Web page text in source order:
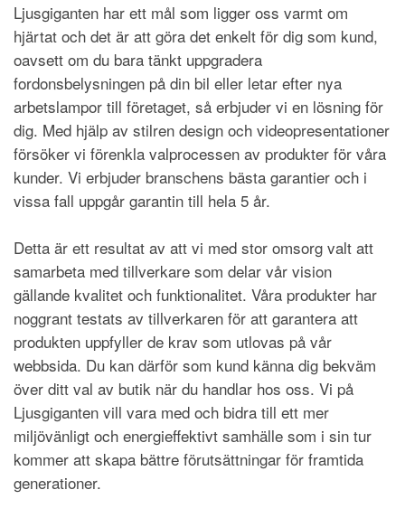
Ljusgiganten har ett mål som ligger oss varmt om
hjärtat och det är att göra det enkelt för dig som kund,
oavsett om du bara tänkt uppgradera
fordonsbelysningen på din bil eller letar efter nya
arbetslampor till företaget, så erbjuder vi en lösning för
dig. Med hjälp av stilren design och videopresentationer
försöker vi förenkla valprocessen av produkter för våra
kunder. Vi erbjuder branschens bästa garantier och i
vissa fall uppgår garantin till hela 5 år.
Detta är ett resultat av att vi med stor omsorg valt att
samarbeta med tillverkare som delar vår vision
gällande kvalitet och funktionalitet. Våra produkter har
noggrant testats av tillverkaren för att garantera att
produkten uppfyller de krav som utlovas på vår
webbsida. Du kan därför som kund känna dig bekväm
över ditt val av butik när du handlar hos oss. Vi på
Ljusgiganten vill vara med och bidra till ett mer
miljövänligt och energieffektivt samhälle som i sin tur
kommer att skapa bättre förutsättningar för framtida
generationer.